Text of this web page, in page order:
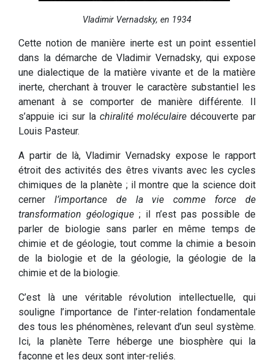
Vladimir Vernadsky, en 1934
Cette notion de manière inerte est un point essentiel
dans la démarche de Vladimir Vernadsky, qui expose
une dialectique de la matière vivante et de la matière
inerte, cherchant à trouver le caractère substantiel les
amenant à se comporter de manière différente. Il
s’appuie ici sur la chiralité moléculaire découverte par
Louis Pasteur.
A partir de là, Vladimir Vernadsky expose le rapport
étroit des activités des êtres vivants avec les cycles
chimiques de la planète ; il montre que la science doit
cerner l’importance de la vie comme force de
transformation géologique ; il n’est pas possible de
parler de biologie sans parler en même temps de
chimie et de géologie, tout comme la chimie a besoin
de la biologie et de la géologie, la géologie de la
chimie et de la biologie.
C’est là une véritable révolution intellectuelle, qui
souligne l’importance de l’inter-relation fondamentale
des tous les phénomènes, relevant d’un seul système.
Ici, la planète Terre héberge une biosphère qui la
façonne et les deux sont inter-reliés.